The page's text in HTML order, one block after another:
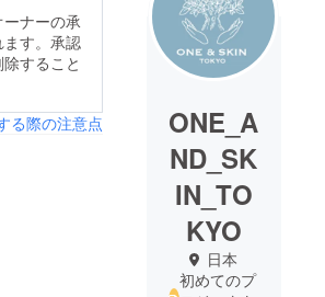
ナーの承
す。承認
すること
る際の注意点
ONE_A
ND_SK
IN_TO
KYO
日本
初めてのプ